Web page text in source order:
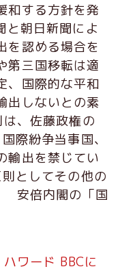
和する方針を発
朝日新聞によ
を認める場合を
第三国移転は適
、国際的な平和
出しないとの素
、佐藤政権の
際紛争当事国、
輸出を禁じてい
としてその他の
安倍内閣の「国
ワード BBCに